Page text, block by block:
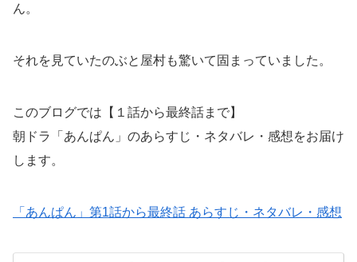
ん。
それを見ていたのぶと屋村も驚いて固まっていました。
このブログでは【１話から最終話まで】
朝ドラ「あんぱん」のあらすじ・ネタバレ・感想をお届け
します。
「あんぱん」第1話から最終話 あらすじ・ネタバレ・感想